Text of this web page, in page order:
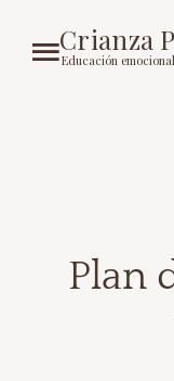
Crianza
Educación
Plan